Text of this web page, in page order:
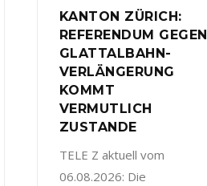
KANTON ZÜRICH:
REFERENDUM GEGEN
GLATTALBAHN-
VERLÄNGERUNG
KOMMT
VERMUTLICH
ZUSTANDE
TELE Z aktuell vom
06.08.2026: Die